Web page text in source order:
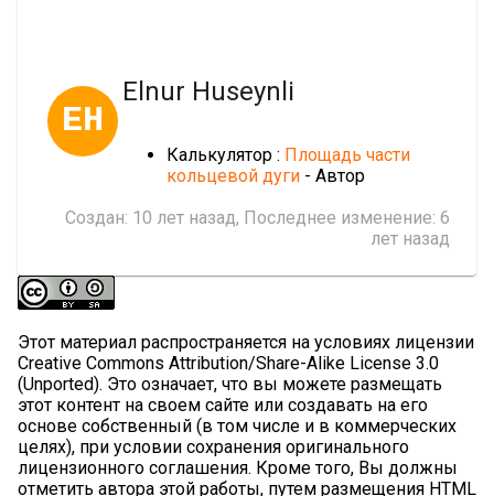
EH
Elnur Huseynli
Калькулятор : Площадь части
кольцевой дуги - Автор
Создан: 10 лет назад, Последнее изменение: 6
лет назад
Этот материал распространяется на условиях лицензии
Creative Commons Attribution/Share-Alike License 3.0
(Unported). Это означает, что вы можете размещать
этот контент на своем сайте или создавать на его
основе собственный (в том числе и в коммерческих
целях), при условии сохранения оригинального
лицензионного соглашения. Кроме того, Вы должны
отметить автора этой работы, путем размещения HTML